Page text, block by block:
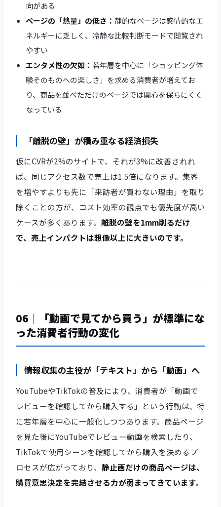
向がある
ページの「熱量」の低さ： 静的なページは感情的なエ
ネルギーに乏しく、冷静な比較判断モードで閲覧され
やすい
エンタメ性の欠如： 若年層を中心に「ショッピング体
験そのものへの楽しさ」を求める消費者が増えてお
り、商品を並べただけのページでは関心を保ちにくく
なっている
「離脱の壁」が積み重なる経済損失
仮にCVRが2%のサイトで、それが3%に改善されれ
ば、同じアクセス数で売上は1.5倍になります。集客
を増やすよりも先に「来訪者が買わない理由」を取り
除くことの方が、コスト効率の観点でも優先度が高い
ケースが多くあります。 離脱の壁を1mm削るだけ
で、売上インパクトは想像以上に大きいのです。
06｜「動画で見てから買う」が標準にな
った消費者行動の変化
情報収集の主役が「テキスト」から「動画」へ
YouTubeやTikTokの普及により、消費者が「動画で
レビューを確認してから購入する」という行動は、特
に若年層を中心に一般化しつつあります。商品ページ
を見た後にYouTubeでレビュー動画を検索したり、
TikTokで使用シーンを確認してから購入を決めるプ
ロセスが広がっており、 静止画だけの商品ページは、
購買意思決定を完結させる力が弱まってきています。